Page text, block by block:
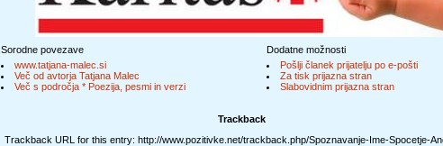
Sorodne povezave
www.tatjana-malec.si
Več od avtorja Tatjana Malec
Več s področja * Poezija, pesmi in verzi
Dodatne možnosti
Pošlji članek prijatelju po e-pošti
Za tisk prijazna stran
Slabovidnim prijazna stran
Trackback
Trackback URL for this entry: http://www.pozitivke.net/trackback.php/Spoznavanje-Ime-Spocetje-